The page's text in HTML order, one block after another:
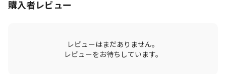
購入者レビュー
レビューはまだありません。
レビューをお待ちしています。